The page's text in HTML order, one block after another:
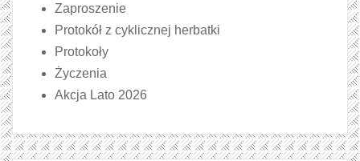
Zaproszenie
Protokół z cyklicznej herbatki
Protokoły
Życzenia
Akcja Lato 2026